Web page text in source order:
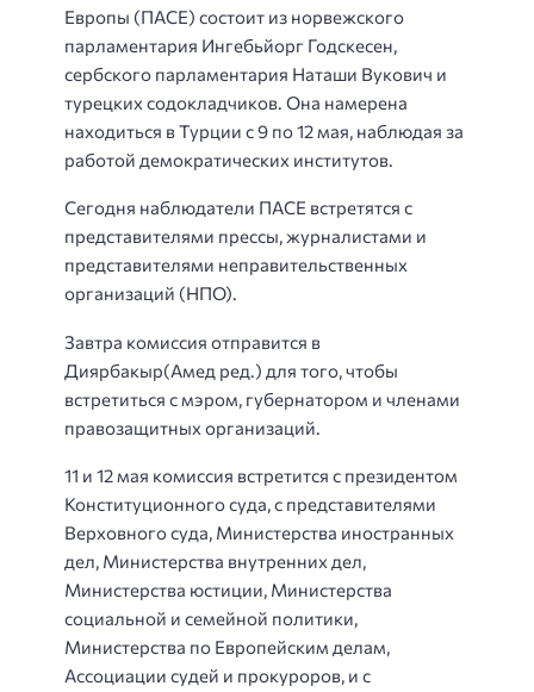
Европы (ПАСЕ) состоит из норвежского
парламентария Ингебьйорг Годскесен,
сербского парламентария Наташи Вукович и
турецких содокладчиков. Она намерена
находиться в Турции с 9 по ‪12 мая‬, наблюдая за
работой демократических институтов.
Сегодня наблюдатели ПАСЕ встретятся с
представителями прессы, журналистами и
представителями неправительственных
организаций (НПО).
‪Завтра комиссия отправится в
Диярбакыр(Амед ред.) для того, чтобы
встретиться с мэром, губернатором и членами
правозащитных организаций.‬
11 и ‪12 мая‬ комиссия встретится с президентом
Конституционного суда, с представителями
Верховного суда, Министерства иностранных
дел, Министерства внутренних дел,
Министерства юстиции, Министерства
социальной и семейной политики,
Министерства по Европейским делам,
Ассоциации судей и прокуроров, и с